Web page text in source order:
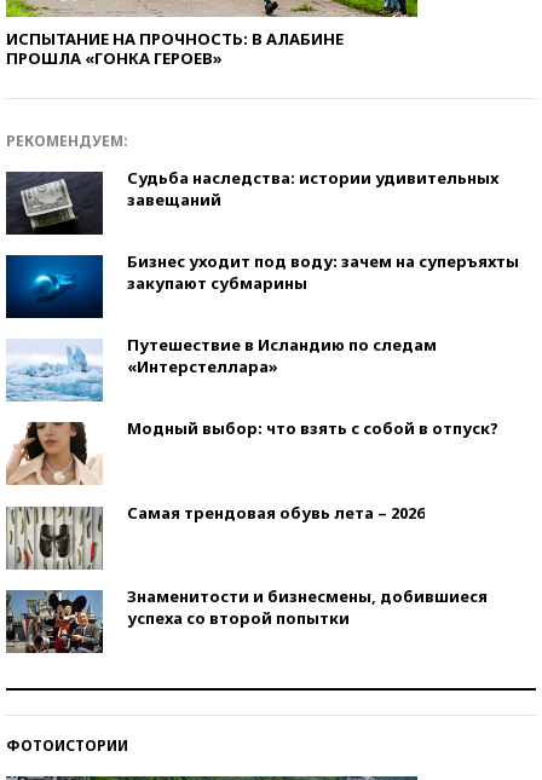
ИСПЫТАНИЕ НА ПРОЧНОСТЬ: В АЛАБИНЕ
ПРОШЛА «ГОНКА ГЕРОЕВ»
РЕКОМЕНДУЕМ:
Судьба наследства: истории удивительных
завещаний
Бизнес уходит под воду: зачем на суперъяхты
закупают субмарины
Путешествие в Исландию по следам
«Интерстеллара»
Модный выбор: что взять с собой в отпуск?
Самая трендовая обувь лета – 2026
Знаменитости и бизнесмены, добившиеся
успеха со второй попытки
ФОТОИСТОРИИ